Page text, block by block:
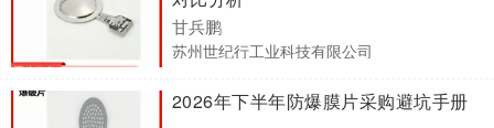
甘兵鹏
苏州世纪行工业科技有限公司
2026年下半年防爆膜片采购避坑手册